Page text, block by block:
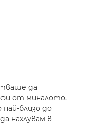
да
от миналото,
близо до
нахлувам в